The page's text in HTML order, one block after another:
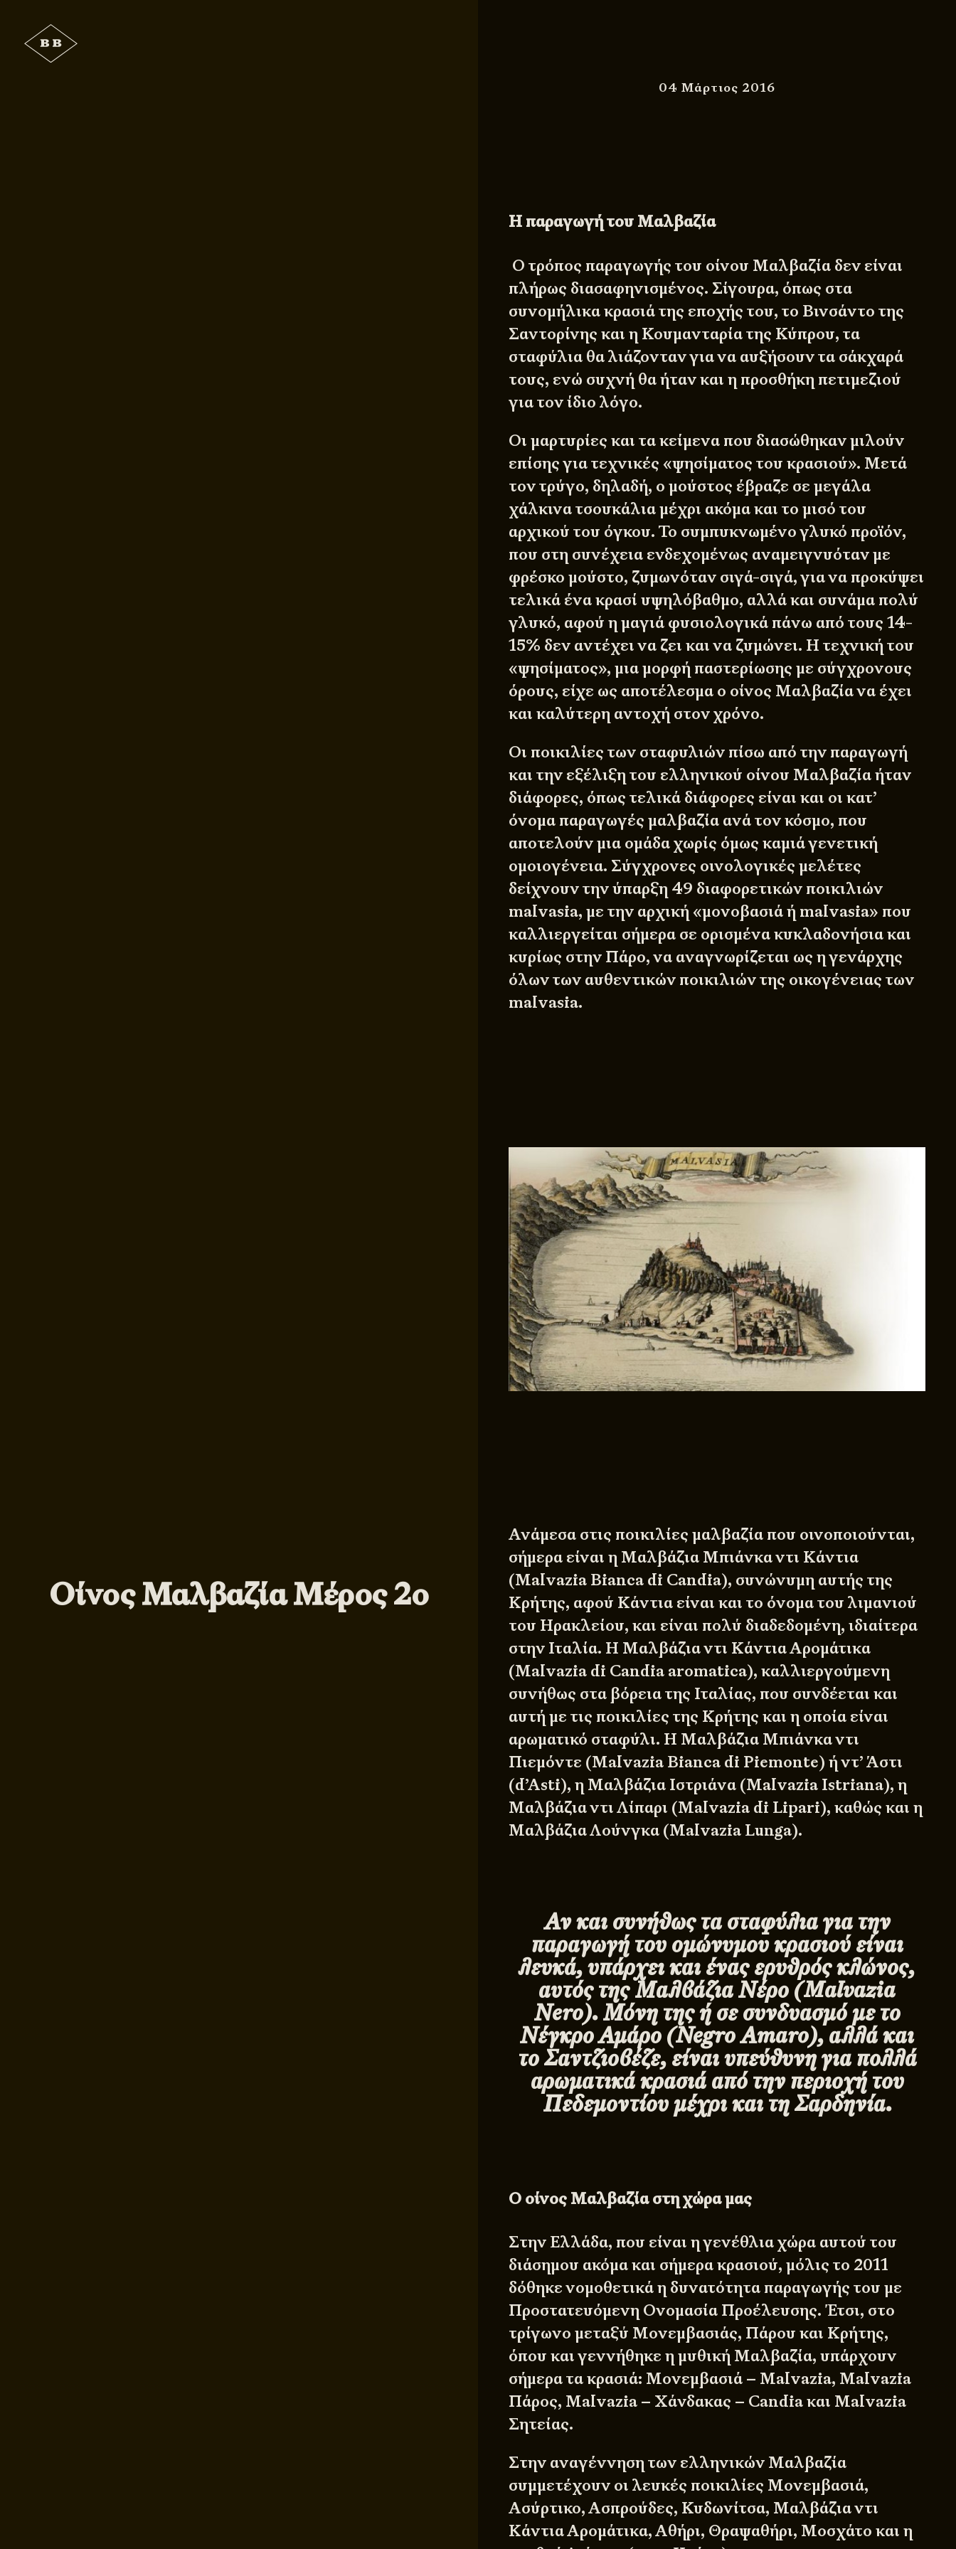
Οίνος Μαλβαζία Μέρος 2ο
04 Μάρτιος 2016
Η παραγωγή του Μαλβαζία
Ο τρόπος παραγωγής του οίνου Μαλβαζία δεν είναι
πλήρως διασαφηνισμένος. Σίγουρα, όπως στα
συνομήλικα κρασιά της εποχής του, το Βινσάντο της
Σαντορίνης και η Κουμανταρία της Κύπρου, τα
σταφύλια θα λιάζονταν για να αυξήσουν τα σάκχαρά
τους, ενώ συχνή θα ήταν και η προσθήκη πετιμεζιού
για τον ίδιο λόγο.
Οι μαρτυρίες και τα κείμενα που διασώθηκαν μιλούν
επίσης για τεχνικές «ψησίματος του κρασιού». Μετά
τον τρύγο, δηλαδή, ο μούστος έβραζε σε μεγάλα
χάλκινα τσουκάλια μέχρι ακόμα και το μισό του
αρχικού του όγκου. Το συμπυκνωμένο γλυκό προϊόν,
που στη συνέχεια ενδεχομένως αναμειγνυόταν με
φρέσκο μούστο, ζυμωνόταν σιγά-σιγά, για να προκύψει
τελικά ένα κρασί υψηλόβαθμο, αλλά και συνάμα πολύ
γλυκό, αφού η μαγιά φυσιολογικά πάνω από τους 14-
15% δεν αντέχει να ζει και να ζυμώνει. Η τεχνική του
«ψησίματος», μια μορφή παστερίωσης με σύγχρονους
όρους, είχε ως αποτέλεσμα ο οίνος Μαλβαζία να έχει
και καλύτερη αντοχή στον χρόνο.
Οι ποικιλίες των σταφυλιών πίσω από την παραγωγή
και την εξέλιξη του ελληνικού οίνου Μαλβαζία ήταν
διάφορες, όπως τελικά διάφορες είναι και οι κατ’
όνομα παραγωγές μαλβαζία ανά τον κόσμο, που
αποτελούν μια ομάδα χωρίς όμως καμιά γενετική
ομοιογένεια. Σύγχρονες οινολογικές μελέτες
δείχνουν την ύπαρξη 49 διαφορετικών ποικιλιών
malvasia, με την αρχική «μονοβασιά ή malvasia» που
καλλιεργείται σήμερα σε ορισμένα κυκλαδονήσια και
κυρίως στην Πάρο, να αναγνωρίζεται ως η γενάρχης
όλων των αυθεντικών ποικιλιών της οικογένειας των
malvasia.
Ανάμεσα στις ποικιλίες μαλβαζία που οινοποιούνται,
σήμερα είναι η Μαλβάζια Μπιάνκα ντι Κάντια
(Malvazia Bianca di Candia), συνώνυμη αυτής της
Κρήτης, αφού Κάντια είναι και το όνομα του λιμανιού
του Ηρακλείου, και είναι πολύ διαδεδομένη, ιδιαίτερα
στην Ιταλία. Η Μαλβάζια ντι Κάντια Αρομάτικα
(Malvazia di Candia aromatica), καλλιεργούμενη
συνήθως στα βόρεια της Ιταλίας, που συνδέεται και
αυτή με τις ποικιλίες της Κρήτης και η οποία είναι
αρωματικό σταφύλι. Η Μαλβάζια Μπιάνκα ντι
Πιεμόντε (Malvazia Bianca di Piemonte) ή ντ’ Άστι
(d’Asti), η Μαλβάζια Ιστριάνα (Malvazia Istriana), η
Μαλβάζια ντι Λίπαρι (Malvazia di Lipari), καθώς και η
Μαλβάζια Λούνγκα (Malvazia Lunga).
Αν και συνήθως τα σταφύλια για την
παραγωγή του ομώνυμου κρασιού είναι
λευκά, υπάρχει και ένας ερυθρός κλώνος,
αυτός της Μαλβάζια Νέρο (Malvazia
Νero). Μόνη της ή σε συνδυασμό με το
Νέγκρο Αμάρο (Negro Αmaro), αλλά και
το Σαντζιοβέζε, είναι υπεύθυνη για πολλά
αρωματικά κρασιά από την περιοχή του
Πεδεμοντίου μέχρι και τη Σαρδηνία.
Ο οίνος Μαλβαζία στη χώρα μας
Στην Ελλάδα, που είναι η γενέθλια χώρα αυτού του
διάσημου ακόμα και σήμερα κρασιού, μόλις το 2011
δόθηκε νομοθετικά η δυνατότητα παραγωγής του με
Προστατευόμενη Ονομασία Προέλευσης. Έτσι, στο
τρίγωνο μεταξύ Μονεμβασιάς, Πάρου και Κρήτης,
όπου και γεννήθηκε η μυθική Μαλβαζία, υπάρχουν
σήμερα τα κρασιά: Μονεμβασιά – Malvazia, Malvazia
Πάρος, Malvazia – Χάνδακας – Candia και Malvazia
Σητείας.
Στην αναγέννηση των ελληνικών Μαλβαζία
συμμετέχουν οι λευκές ποικιλίες Μονεμβασιά,
Ασύρτικο, Ασπρούδες, Κυδωνίτσα, Μαλβάζια ντι
Κάντια Αρομάτικα, Αθήρι, Θραψαθήρι, Μοσχάτο και η